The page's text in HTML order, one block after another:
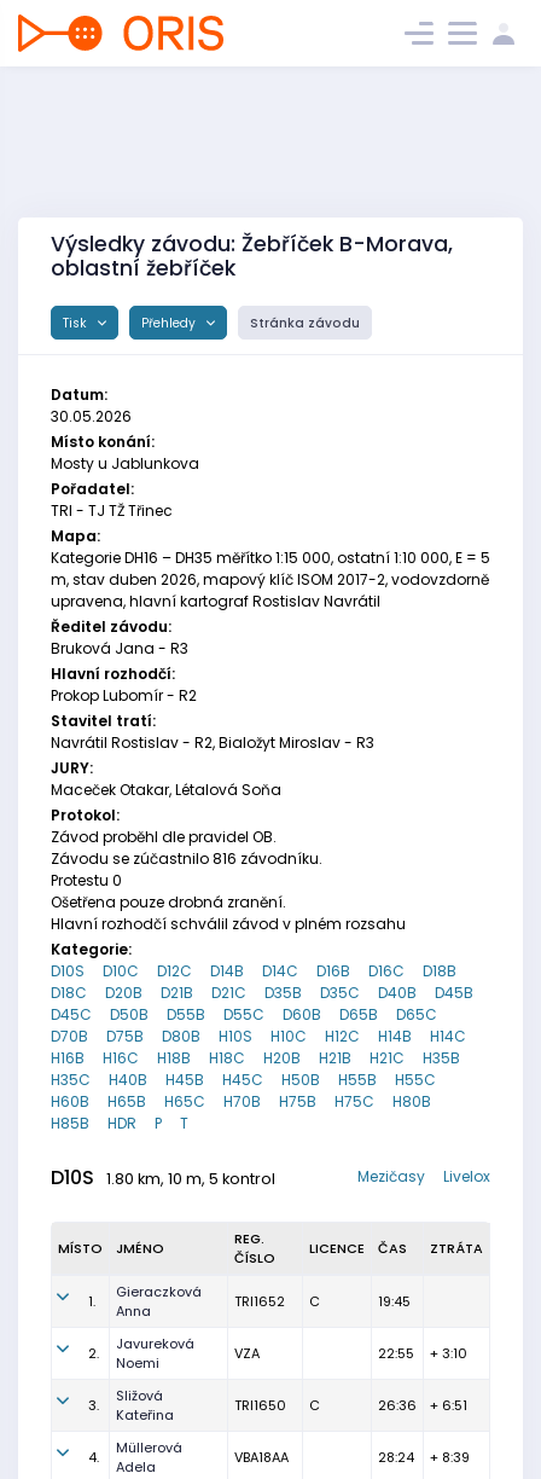
Výsledky závodu: Žebříček B-Morava,
oblastní žebříček
Tisk Přehledy Stránka závodu
Datum:
30.05.2026
Místo konání:
Mosty u Jablunkova
Pořadatel:
TRI - TJ TŽ Třinec
Mapa:
Kategorie DH16 – DH35 měřítko 1:15 000, ostatní 1:10 000, E = 5
m, stav duben 2026, mapový klíč ISOM 2017-2, vodovzdorně
upravena, hlavní kartograf Rostislav Navrátil
Ředitel závodu:
Bruková Jana - R3
Hlavní rozhodčí:
Prokop Lubomír - R2
Stavitel tratí:
Navrátil Rostislav - R2, Bialožyt Miroslav - R3
JURY:
Maceček Otakar, Létalová Soňa
Protokol:
Závod proběhl dle pravidel OB.
Závodu se zúčastnilo 816 závodníku.
Protestu 0
Ošetřena pouze drobná zranění.
Hlavní rozhodčí schválil závod v plném rozsahu
Kategorie:
D10S
D10C D12C D14B D14C D16B D16C
D18B
D18C
D20B D21B D21C D35B D35C D40B
D45B
D45C
D50B D55B D55C D60B D65B
D65C
D70B
D75B D80B H10S H10C H12C H14B
H14C
H16B
H16C H18B H18C H20B H21B H21C
H35B
H35C
H40B H45B H45C H50B H55B
H55C
H60B
H65B H65C H70B H75B H75C
H80B
H85B
HDR P T
D10S 1.80 km, 10 m, 5 kontrol Livelox
Mezičasy
MÍSTO JMÉNO
REG.
ČÍSLO
LICENCE ČAS ZTRÁTA
1.
Gieraczková
Anna
TRI1652 C 19:45
2.
Javureková
Noemi
VZA 22:55 + 3:10
3.
Sližová
Kateřina
TRI1650 C 26:36 + 6:51
4.
Müllerová
Adela
VBA18AA 28:24 + 8:39